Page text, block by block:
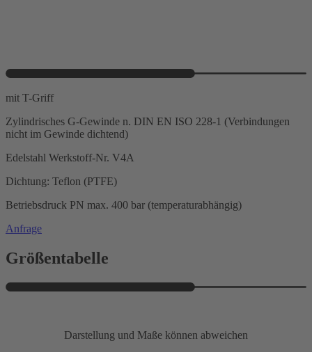
mit T-Griff
Zylindrisches G-Gewinde n. DIN EN ISO 228-1 (Verbindungen
nicht im Gewinde dichtend)
Edelstahl Werkstoff-Nr. V4A
Dichtung: Teflon (PTFE)
Betriebsdruck PN max. 400 bar (temperaturabhängig)
Anfrage
Größentabelle
Darstellung und Maße können abweichen